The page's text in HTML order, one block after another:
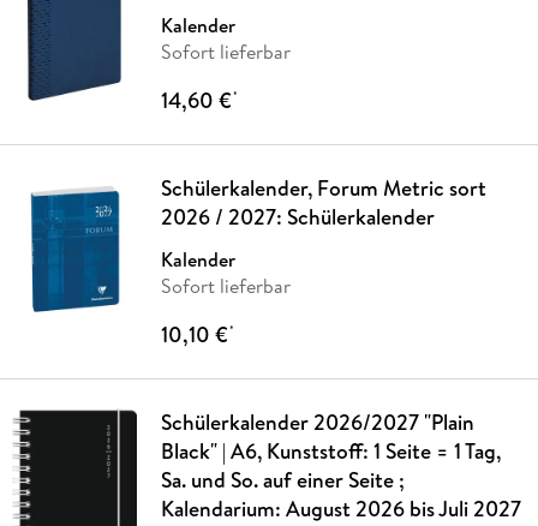
Kalender
Sofort lieferbar
14,60 €*
Schülerkalender, Forum Metric sort
2026 / 2027: Schülerkalender
Kalender
Sofort lieferbar
10,10 €*
Schülerkalender 2026/2027 "Plain
Black" | A6, Kunststoff: 1 Seite = 1 Tag,
Sa. und So. auf einer Seite ;
Kalendarium: August 2026 bis Juli 2027